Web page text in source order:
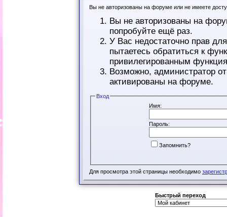
Вы не авторизованы на форуме или не имеете
Вы не авторизованы на
попробуйте ещё раз.
У Вас недостаточно прав
пытаетесь обратиться к
привилегированным
Возможно, администратор
активированы на форуме.
Вход
Имя:
Пароль:
Запомнить?
Для просмотра этой страницы необходимо
Быстрый переход